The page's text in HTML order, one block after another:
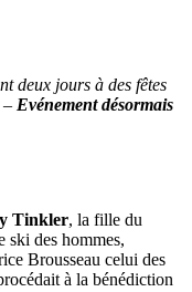
deux jours à des fêtes
– Evénement désormais
Tinkler, la fille du
ski des hommes,
Brousseau celui des
à la bénédiction